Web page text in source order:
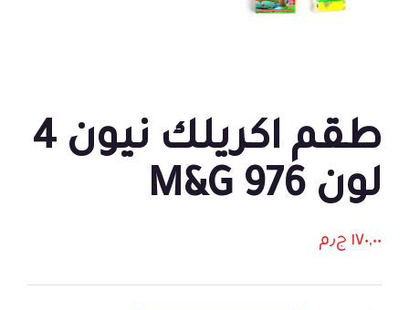
طقم اكريلك نيون 4
لون 976 M&G
١٧٠,٠٠ ج٫م